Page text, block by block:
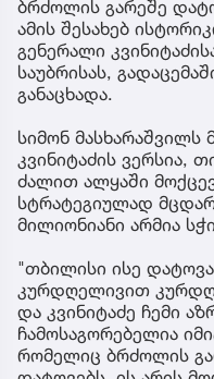
"მთავარსარდალი,
ბრძოლის გარეშე
ამის შესახებ
გენერალი
საუბრისას,
განაცხადა.